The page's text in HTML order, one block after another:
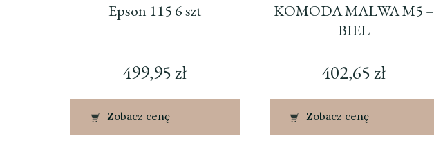
Epson 115 6 szt
499,95zł
Zobacz cenę
KOMODA MALWA M5 –
BIEL
402,65zł
Zobacz cenę